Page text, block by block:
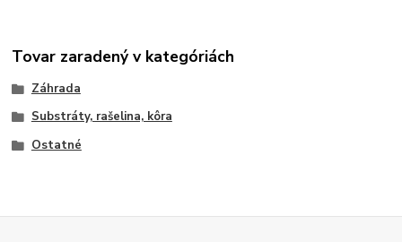
Tovar zaradený v kategóriách
Záhrada
Substráty, rašelina, kôra
Ostatné